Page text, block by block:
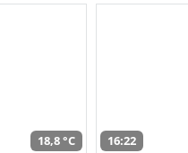
18,8 °C 16:22